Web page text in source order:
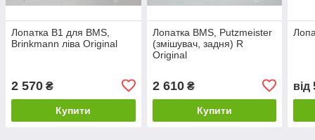
Лопатка B1 для BMS,
Brinkmann ліва Original
2 570 ₴
Купити
Лопатка BMS, Putzmeister
(змішувач, задня) R
Original
2 610₴
Купити
від